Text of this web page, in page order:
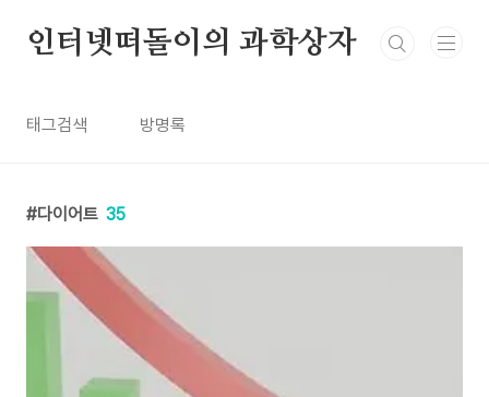
인터넷떠돌이의 과학상자
태그검색 방명록
다이어트 35